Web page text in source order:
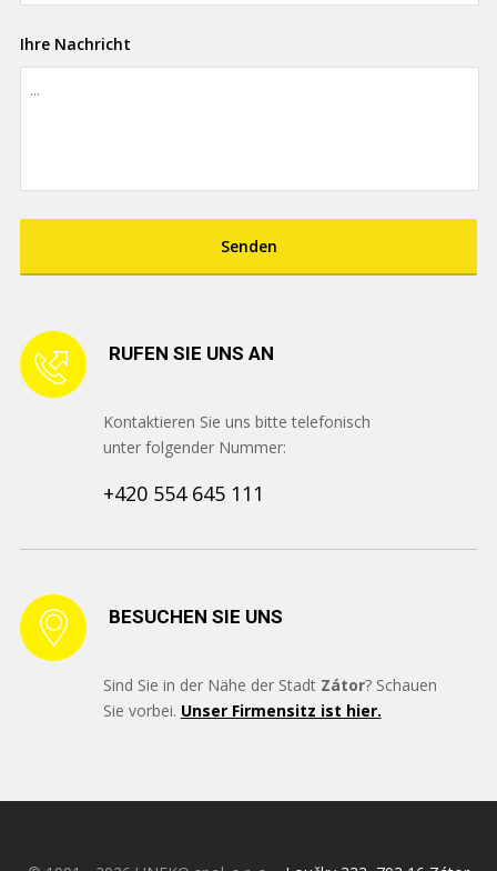
Ihre Nachricht
Senden
RUFEN SIE UNS AN
Kontaktieren Sie uns bitte telefonisch
unter folgender Nummer:
+420 554 645 111
BESUCHEN SIE UNS
Sind Sie in der Nähe der Stadt Zátor? Schauen
Sie vorbei. Unser Firmensitz ist hier.